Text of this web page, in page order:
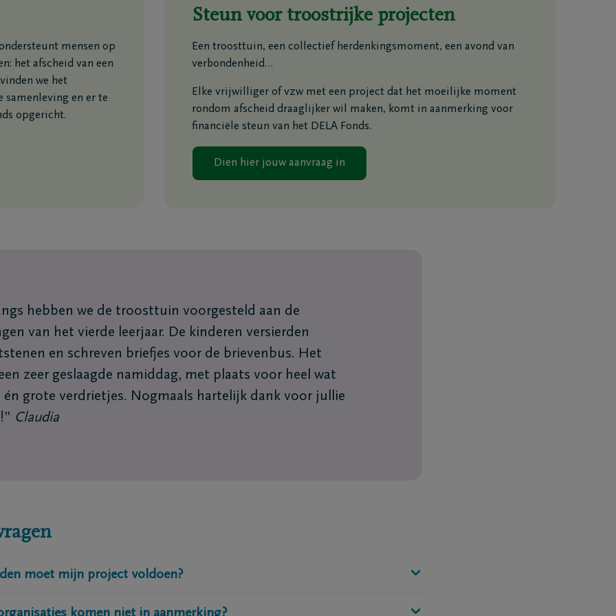
Inspiratie
Herinneringen
Voor elkaar gebaar
Wandelingen
Contacteer mij
Maak een afspraak
Ik heb een mening
Ik heb een vraag
mensen op
het afscheid van een
we het
samenleving en er te
opgericht.
Steun voor troostrijke projecten
Een troosttuin, een collectief herdenkingsmoment, een avond van
verbondenheid…
Elke vrijwilliger of vzw met een project dat het moeilijke moment
rondom afscheid draaglijker wil maken, komt in aanmerking voor
financiële steun van het DELA Fonds.
Dien hier jouw aanvraag in
hebben we de troosttuin voorgesteld aan de
van het vierde leerjaar. De kinderen versierden
en schreven briefjes voor de brievenbus. Het
zeer geslaagde namiddag, met plaats voor heel wat
én grote verdrietjes. Nogmaals hartelijk dank voor jullie
Claudia
moet mijn project voldoen?
project (wel afgebakend en eindig in de tijd) en niet om structurele werking
komen niet in aanmerking?